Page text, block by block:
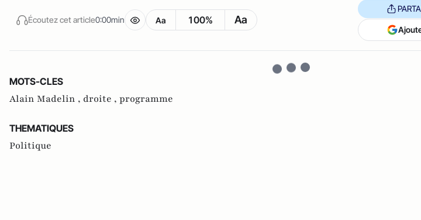
Écoutez cet article0:00min Aa 100% Aa
MOTS-CLES
Alain Madelin , droite , programme
THEMATIQUES
Politique